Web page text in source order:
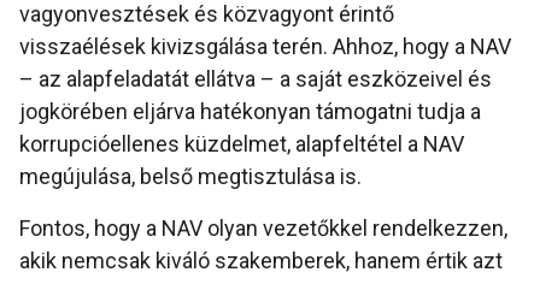
vagyonvesztések és közvagyont érintő
visszaélések kivizsgálása terén. Ahhoz, hogy a NAV
– az alapfeladatát ellátva – a saját eszközeivel és
jogkörében eljárva hatékonyan támogatni tudja a
korrupcióellenes küzdelmet, alapfeltétel a NAV
megújulása, belső megtisztulása is.
Fontos, hogy a NAV olyan vezetőkkel rendelkezzen,
akik nemcsak kiváló szakemberek, hanem értik azt